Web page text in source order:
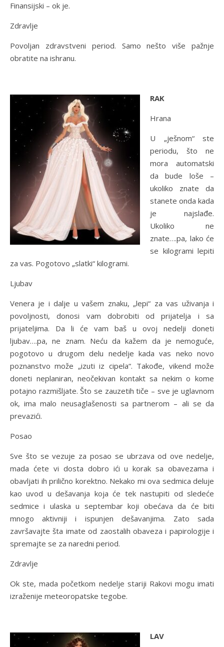
Finansijski – ok je.
Zdravlje
Povoljan zdravstveni period. Samo nešto više pažnje
obratite na ishranu.
RAK
Hrana
U „ješnom“ ste
periodu, što ne
mora automatski
da bude loše –
ukoliko znate da
stanete onda kada
je najslađe.
Ukoliko ne
znate….pa, lako će
se kilogrami lepiti
za vas. Pogotovo „slatki“ kilogrami.
Ljubav
Venera je i dalje u vašem znaku, „lepi“ za vas uživanja i
povoljnosti, donosi vam dobrobiti od prijatelja i sa
prijateljima. Da li će vam baš u ovoj nedelji doneti
ljubav….pa, ne znam. Neću da kažem da je nemoguće,
pogotovo u drugom delu nedelje kada vas neko novo
poznanstvo može „izuti iz cipela“. Takođe, vikend može
doneti neplaniran, neočekivan kontakt sa nekim o kome
potajno razmišljate. Što se zauzetih tiče – sve je uglavnom
ok, ima malo neusaglašenosti sa partnerom – ali se da
prevazići.
Posao
Sve što se vezuje za posao se ubrzava od ove nedelje,
mada ćete vi dosta dobro ići u korak sa obavezama i
obavljati ih prilično korektno. Nekako mi ova sedmica deluje
kao uvod u dešavanja koja će tek nastupiti od sledeće
sedmice i ulaska u septembar koji obećava da će biti
mnogo aktivniji i ispunjen dešavanjima. Zato sada
završavajte šta imate od zaostalih obaveza i papirologije i
spremajte se za naredni period.
Zdravlje
Ok ste, mada početkom nedelje stariji Rakovi mogu imati
izraženije meteoropatske tegobe.
LAV